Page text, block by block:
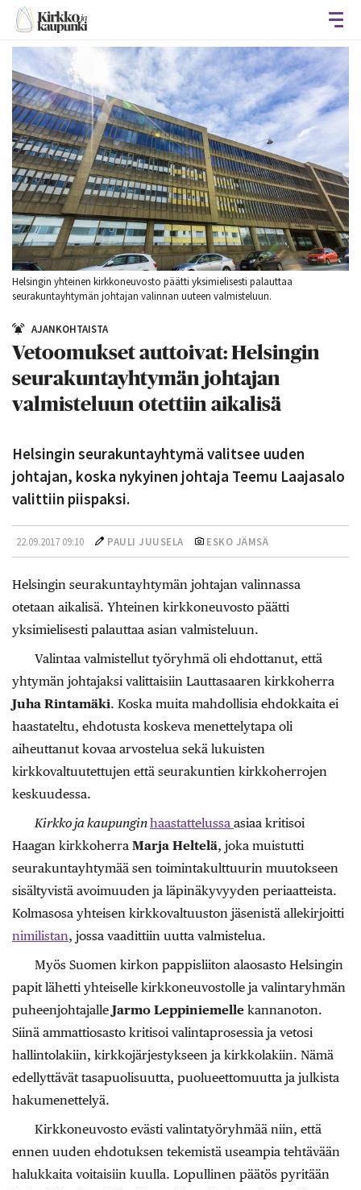
Helsingin yhteinen kirkkoneuvosto päätti yksimielisesti palauttaa
seurakuntayhtymän johtajan valinnan uuteen valmisteluun.
AJANKOHTAISTA
Vetoomukset auttoivat: Helsingin
seurakuntayhtymän johtajan
valmisteluun otettiin aikalisä
Helsingin seurakuntayhtymä valitsee uuden
johtajan, koska nykyinen johtaja Teemu Laajasalo
valittiin piispaksi.
22.09.2017 09:10 PAULI JUUSELA ESKO JÄMSÄ
Helsingin seurakuntayhtymän johtajan valinnassa
otetaan aikalisä. Yhteinen kirkkoneuvosto päätti
yksimielisesti palauttaa asian valmisteluun.
Valintaa valmistellut työryhmä oli ehdottanut, että
yhtymän johtajaksi valittaisiin Lauttasaaren kirkkoherra
Juha Rintamäki. Koska muita mahdollisia ehdokkaita ei
haastateltu, ehdotusta koskeva menettelytapa oli
aiheuttanut kovaa arvostelua sekä lukuisten
kirkkovaltuutettujen että seurakuntien kirkkoherrojen
keskuudessa.
Kirkko ja kaupunginhaastattelussa asiaa kritisoi
Haagan kirkkoherra Marja Heltelä, joka muistutti
seurakuntayhtymää sen toimintakulttuurin muutokseen
sisältyvistä avoimuuden ja läpinäkyvyyden periaatteista.
Kolmasosa yhteisen kirkkovaltuuston jäsenistä allekirjoitti
nimilistan, jossa vaadittiin uutta valmistelua.
Myös Suomen kirkon pappisliiton alaosasto Helsingin
papit lähetti yhteiselle kirkkoneuvostolle ja valintaryhmän
puheenjohtajalle Jarmo Leppiniemelle kannanoton.
Siinä ammattiosasto kritisoi valintaprosessia ja vetosi
hallintolakiin, kirkkojärjestykseen ja kirkkolakiin. Nämä
edellyttävät tasapuolisuutta, puolueettomuutta ja julkista
hakumenettelyä.
Kirkkoneuvosto evästi valintatyöryhmää niin, että
ennen uuden ehdotuksen tekemistä useampia tehtävään
halukkaita voitaisiin kuulla. Lopullinen päätös pyritään